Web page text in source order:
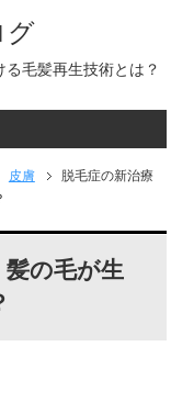
グ
毛髪再生技術とは？
皮膚
脱毛症の新治療
髪の毛が生